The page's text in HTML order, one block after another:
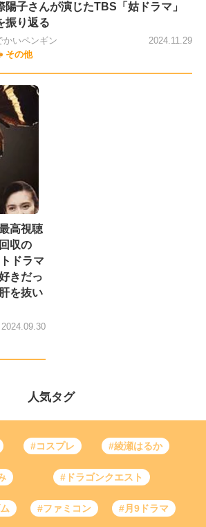
陽子さんが演じたTBS「姑ドラマ」
振り返る
かいペンギン
その他
2024.11.29
高視聴
収の
ドラマ
きだっ
を抜い
2024.09.30
人気タグ
#コスプレ #綾瀬はるか
#ドラゴンクエスト
#ファミコン #月9ドラマ